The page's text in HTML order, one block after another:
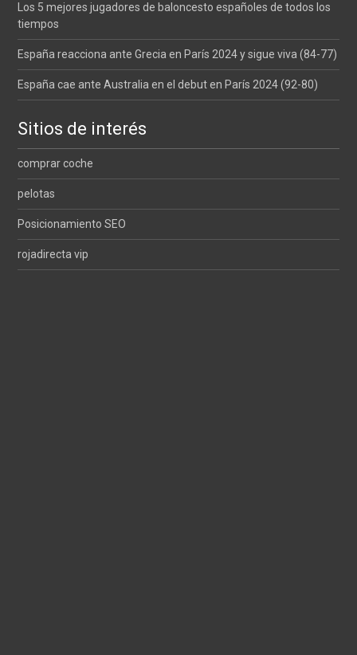
Los 5 mejores jugadores de baloncesto españoles de todos los
tiempos
España reacciona ante Grecia en París 2024 y sigue viva (84-77)
España cae ante Australia en el debut en París 2024 (92-80)
Sitios de interés
comprar coche
pelotas
Posicionamiento SEO
rojadirecta vip